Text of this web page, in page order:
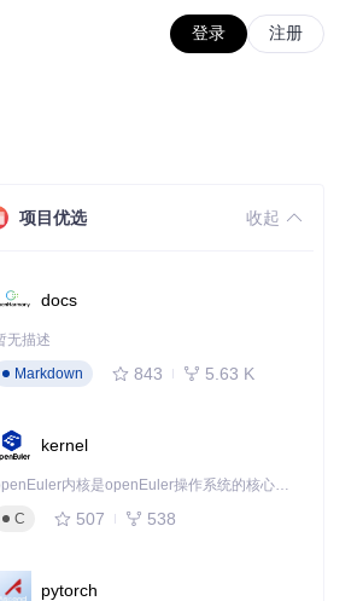
登录 注册
项目优选 收起
docs
无描述
Markdown
843 5.63 K
kernel
openEuler内核是openEuler操作系统的核心，既是系统性能与稳定性的基石，也是连接处理器、设备与服务的桥梁。
C
507 538
pytorch